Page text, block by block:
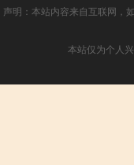
声明：本站内容来自互联网，
本站仅为个人